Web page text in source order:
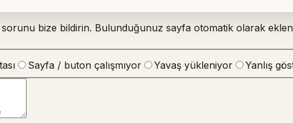
sorunu bize bildirin. Bulunduğunuz sayfa otomatik olarak
Sayfa / buton çalışmıyor Yavaş yükleniyor Yanlış